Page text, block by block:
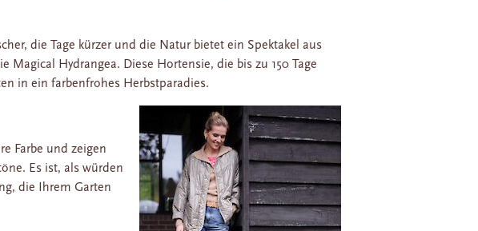
die Tage kürzer und die Natur bietet ein Spektakel aus
Hydrangea. Diese Hortensie, die bis zu 150 Tage
in ein farbenfrohes Herbstparadies.
Farbe und zeigen
Es ist, als würden
die Ihrem Garten